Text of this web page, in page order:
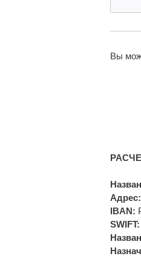
Вы
Адрес:
IBAN:
SWIFT: